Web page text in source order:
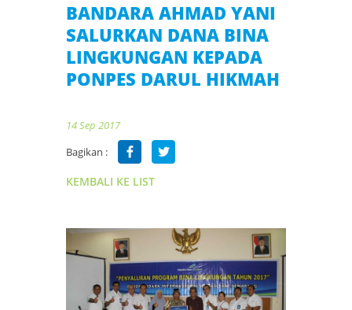
BANDARA AHMAD YANI
SALURKAN DANA BINA
LINGKUNGAN KEPADA
PONPES DARUL HIKMAH
14 Sep 2017
Bagikan :
KEMBALI KE LIST